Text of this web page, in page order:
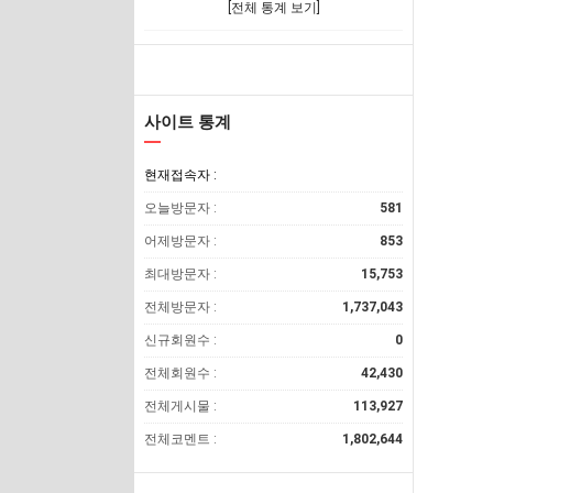
[전체 통계 보기]
사이트 통계
현재접속자 :
오늘방문자 : 581
어제방문자 : 853
최대방문자 : 15,753
전체방문자 : 1,737,043
신규회원수 : 0
전체회원수 : 42,430
전체게시물 : 113,927
전체코멘트 : 1,802,644